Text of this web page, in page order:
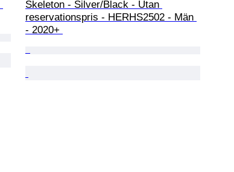
Skeleton - Silver/Black - Utan
reservationspris - HERHS2502 - Män
- 2020+